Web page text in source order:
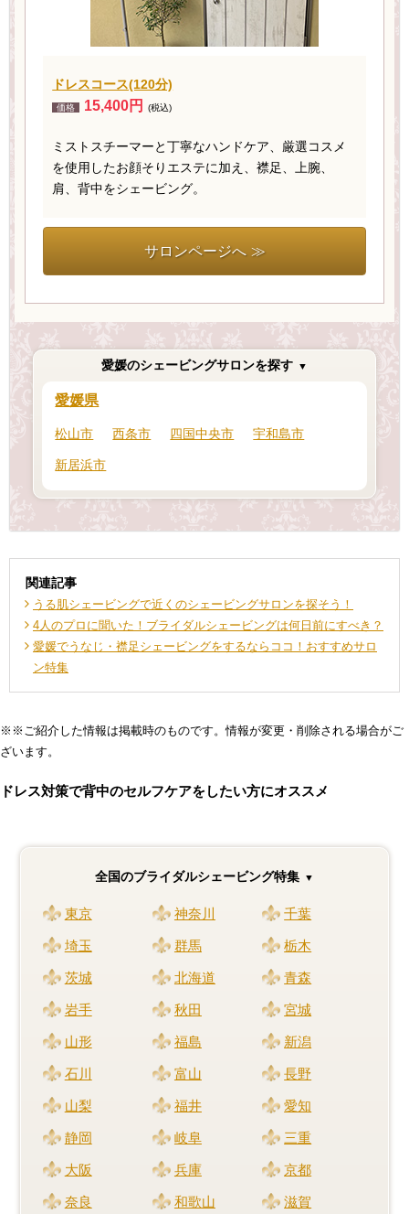
ドレスコース(120分)
価格 15,400円 (税込)
ミストスチーマーと丁寧なハンドケア、厳選コスメ
を使用したお顔そりエステに加え、襟足、上腕、
肩、背中をシェービング。
サロンページへ ≫
愛媛のシェービングサロンを探す
愛媛県
松山市 西条市 四国中央市 宇和島市
新居浜市
関連記事
うる肌シェービングで近くのシェービングサロンを探そう！
4人のプロに聞いた！ブライダルシェービングは何日前にすべき？
愛媛でうなじ・襟足シェービングをするならココ！おすすめサロ
ン特集
※※ご紹介した情報は掲載時のものです。情報が変更・削除される場合がご
ざいます。
ドレス対策で背中のセルフケアをしたい方にオススメ
全国のブライダルシェービング特集
東京 神奈川 千葉
埼玉 群馬 栃木
茨城 北海道 青森
岩手 秋田 宮城
山形 福島 新潟
石川 富山 長野
山梨 福井 愛知
静岡 岐阜 三重
大阪 兵庫 京都
奈良 和歌山 滋賀